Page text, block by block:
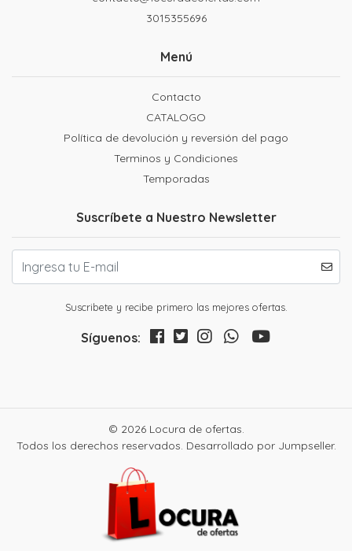
3015355696
Menú
Contacto
CATALOGO
Política de devolución y reversión del pago
Terminos y Condiciones
Temporadas
Suscríbete a Nuestro Newsletter
Suscribete y recibe primero las mejores ofertas.
Síguenos:
© 2026 Locura de ofertas.
Todos los derechos reservados. Desarrollado por Jumpseller.